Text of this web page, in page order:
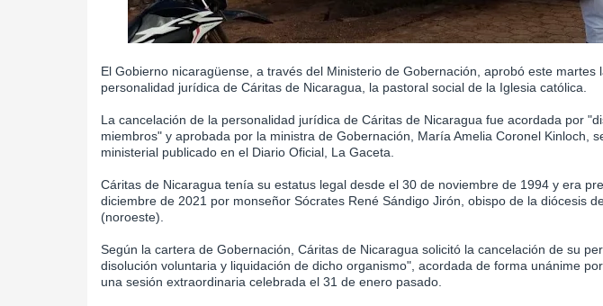
El Gobierno nicaragüense, a través del Ministerio de Gobernación, aprobó este martes
personalidad jurídica de Cáritas de Nicaragua, la pastoral social de la Iglesia católica.
La cancelación de la personalidad jurídica de Cáritas de Nicaragua fue acordada por
miembros" y aprobada por la ministra de Gobernación, María Amelia Coronel Kinloch,
ministerial publicado en el Diario Oficial, La Gaceta.
Cáritas de Nicaragua tenía su estatus legal desde el 30 de noviembre de 1994 y era
diciembre de 2021 por monseñor Sócrates René Sándigo Jirón, obispo de la diócesis
(noroeste).
Según la cartera de Gobernación, Cáritas de Nicaragua solicitó la cancelación de su
disolución voluntaria y liquidación de dicho organismo", acordada de forma unánime
una sesión extraordinaria celebrada el 31 de enero pasado.